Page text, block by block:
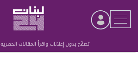
تصفّح بدون إعلانات واقرأ المقالات الحصرية
Advertisement